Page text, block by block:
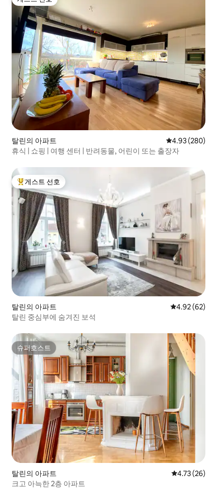
게스트 선호
탈린의 아파트 평점 4.93점(5
4.93 (280)
휴식 | 쇼핑 | 여행 센터 | 반려동물, 어린이 또는 출장자
상위 게스트 선호
게스트 선호
탈린의 아파트 평점 4.92점(5
4.92 (62)
탈린 중심부에 숨겨진 보석
슈퍼호스트
슈퍼호스트
탈린의 아파트 평점 4.73점
4.73 (26)
크고 아늑한 2층 아파트